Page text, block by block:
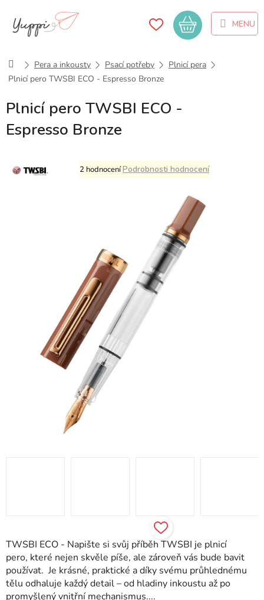
obsah
Nákupní
košík
DomůPera a inkousty Psací potřeby
Plnicí pera
Plnicí pero TWSBI ECO - Espresso Bronze
Plnicí pero TWSBI ECO -
Espresso Bronze
Průměrné
hodnocení
2 hodnoceníPodrobnosti hodnocení
TWSBI ECO - Napište si svůj příběh TWSBI je plnicí
pero, které nejen skvěle píše, ale zároveň vás bude bavit
používat. Je krásné, praktické a díky svému průhlednému
tělu odhaluje každý detail – od hladiny inkoustu až po
promyšlený vnitřní mechanismus....